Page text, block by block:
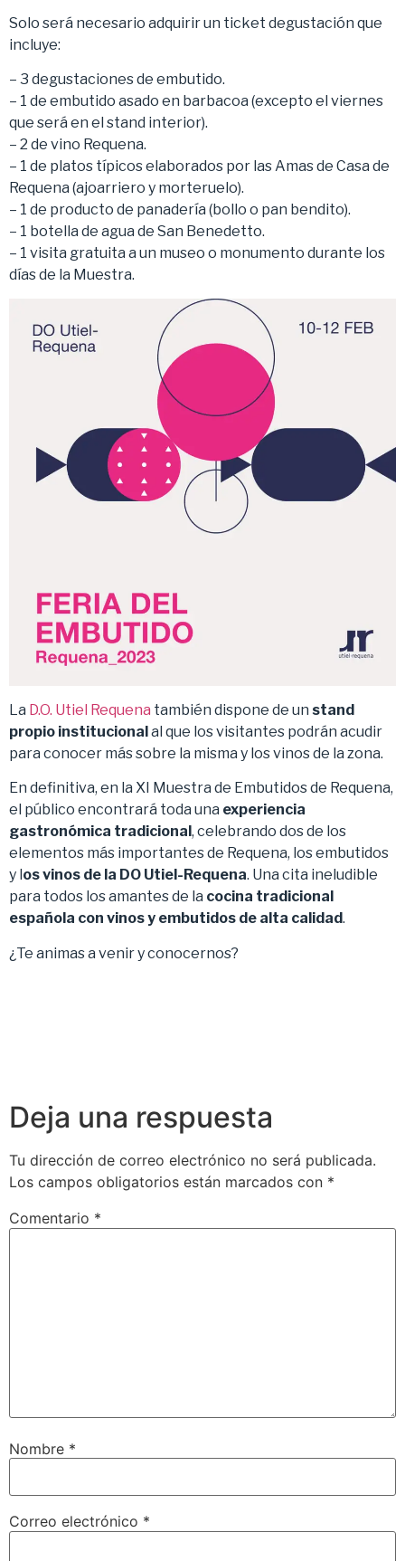
Solo será necesario adquirir un ticket degustación que
incluye:
– 3 degustaciones de embutido.
– 1 de embutido asado en barbacoa (excepto el viernes
que será en el stand interior).
– 2 de vino Requena.
– 1 de platos típicos elaborados por las Amas de Casa de
Requena (ajoarriero y morteruelo).
– 1 de producto de panadería (bollo o pan bendito).
– 1 botella de agua de San Benedetto.
– 1 visita gratuita a un museo o monumento durante los
días de la Muestra.
La D.O. Utiel Requena también dispone de un stand
propio institucionalal que los visitantes podrán acudir
para conocer más sobre la misma y los vinos de la zona.
En definitiva, en la XI Muestra de Embutidos de Requena,
el público encontrará toda una experiencia
gastronómica tradicional , celebrando dos de los
elementos más importantes de Requena, los embutidos
y l os vinos de la DO Utiel-Requena. Una cita ineludible
para todos los amantes de la cocina tradicional
española con vinos y embutidos de alta calidad.
¿Te animas a venir y conocernos?
Deja una respuesta
Tu dirección de correo electrónico no será publicada.
Los campos obligatorios están marcados con *
Comentario *
Nombre *
Correo electrónico *